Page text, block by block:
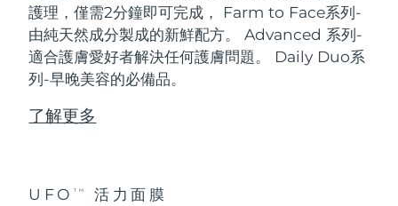
護理，僅需2分鐘即可完成，
Farm to Face系列-
由純天然成分製成的新鮮配方。 Advanced 系列-
適合護膚愛好者解決任何護膚問題。 Daily Duo系
列-早晚美容的必備品。
了解更多
UFO TM 活力面膜